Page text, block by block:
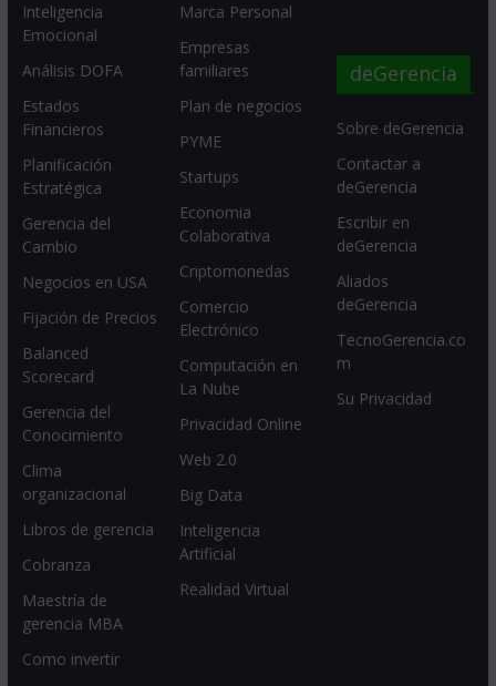
Inteligencia
Emocional
Análisis DOFA
Estados
Financieros
Planificación
Estratégica
Gerencia del
Cambio
Negocios en USA
Fijación de Precios
Balanced
Scorecard
Gerencia del
Conocimiento
Clima
organizacional
Libros de gerencia
Cobranza
Maestría de
gerencia MBA
Como invertir
Marca Personal
Empresas
familiares
Plan de negocios
PYME
Startups
Economia
Colaborativa
Criptomonedas
Comercio
Electrónico
Computación en
La Nube
Privacidad Online
Web 2.0
Big Data
Inteligencia
Artificial
Realidad Virtual
deGerencia
Sobre deGerencia
Contactar a
deGerencia
Escribir en
deGerencia
Aliados
deGerencia
TecnoGerencia.co
m
Su Privacidad